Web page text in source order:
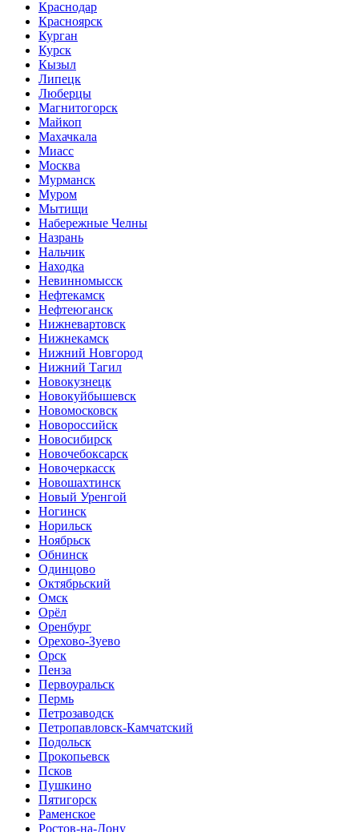
Краснодар
Красноярск
Курган
Курск
Кызыл
Липецк
Люберцы
Магнитогорск
Майкоп
Махачкала
Миасс
Москва
Мурманск
Муром
Мытищи
Набережные Челны
Назрань
Нальчик
Находка
Невинномысск
Нефтекамск
Нефтеюганск
Нижневартовск
Нижнекамск
Нижний Новгород
Нижний Тагил
Новокузнецк
Новокуйбышевск
Новомосковск
Новороссийск
Новосибирск
Новочебоксарск
Новочеркасск
Новошахтинск
Новый Уренгой
Ногинск
Норильск
Ноябрьск
Обнинск
Одинцово
Октябрьский
Омск
Орёл
Оренбург
Орехово-Зуево
Орск
Пенза
Первоуральск
Пермь
Петрозаводск
Петропавловск-Камчатский
Подольск
Прокопьевск
Псков
Пушкино
Пятигорск
Раменское
Ростов-на-Дону